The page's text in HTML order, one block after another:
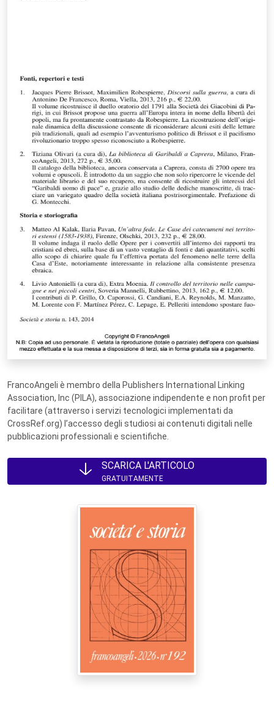
FrancoAngeli è membro della Publishers International Linking
Association, Inc (PILA), associazione indipendente e non profit per
facilitare (attraverso i servizi tecnologici implementati da
CrossRef.org) l’accesso degli studiosi ai contenuti digitali nelle
pubblicazioni professionali e scientifiche.
SCARICA L'ARTICOLO
GRATUITAMENTE